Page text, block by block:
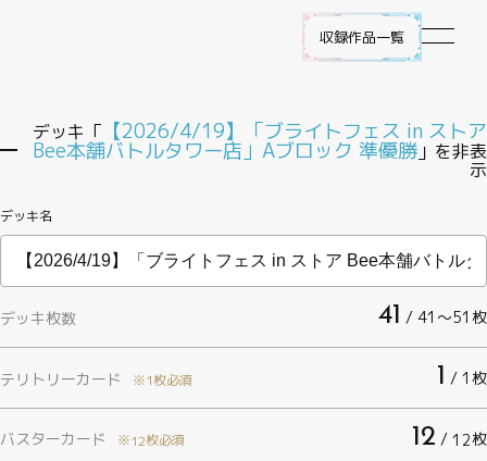
収録作品一覧
作品ラインナップ
遊び方
ゲームプレイ
FAQ
デッキ「 【2026/4/19】「ブライトフェス in ストア
Bee本舗バトルタワー店」Aブロック 準優勝 」を非表
示
デッキ名
デッキ枚数 41 / 41〜51枚
テリトリーカード ※1枚必須 1 / 1枚
バスターカード ※12枚必須 12 / 12枚